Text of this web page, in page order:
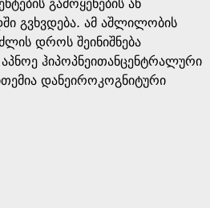
გამოყენების ან
გვხვდება. ამ აშლილობის
დროს შეინიშნება
ჰიპოპნეითანცენტრალური
დანეიროკოგნიტური